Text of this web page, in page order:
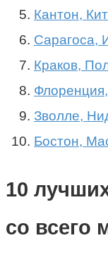
Кантон,
Сарагоса,
Краков,
Зволле,
Бостон,
10
со всего